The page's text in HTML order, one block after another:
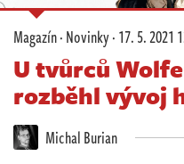
Soutěže
Databáze
Komunita
Redakce
Magazín·Novinky·17. 5. 2021
U tvůrců
rozběhl vývoj
Michal Burian